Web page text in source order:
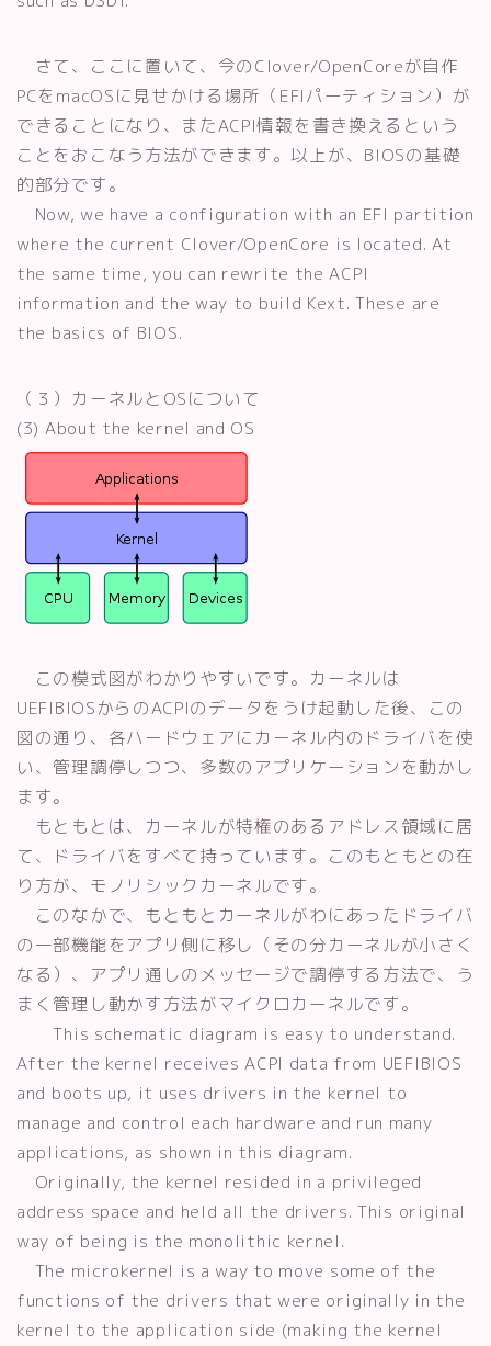
さて、ここに置いて、今のClover/OpenCoreが自作
PCをmacOSに見せかける場所（EFIパーティション）が
できることになり、またACPI情報を書き換えるという
ことをおこなう方法ができます。以上が、BIOSの基礎
的部分です。
Now, we have a configuration with an EFI partition
where the current Clover/OpenCore is located. At
the same time, you can rewrite the ACPI
information and the way to build Kext. These are
the basics of BIOS.
（３）カーネルとOSについて
(3) About the kernel and OS
この模式図がわかりやすいです。カーネルは
UEFIBIOSからのACPIのデータをうけ起動した後、この
図の通り、各ハードウェアにカーネル内のドライバを使
い、管理調停しつつ、多数のアプリケーションを動かし
ます。
もともとは、カーネルが特権のあるアドレス領域に居
て、ドライバをすべて持っています。このもともとの在
り方が、モノリシックカーネルです。
このなかで、もともとカーネルがわにあったドライバ
の一部機能をアプリ側に移し（その分カーネルが小さく
なる）、アプリ通しのメッセージで調停する方法で、う
まく管理し動かす方法がマイクロカーネルです。
This schematic diagram is easy to understand.
After the kernel receives ACPI data from UEFIBIOS
and boots up, it uses drivers in the kernel to
manage and control each hardware and run many
applications, as shown in this diagram.
Originally, the kernel resided in a privileged
address space and held all the drivers. This original
way of being is the monolithic kernel.
The microkernel is a way to move some of the
functions of the drivers that were originally in the
kernel to the application side (making the kernel